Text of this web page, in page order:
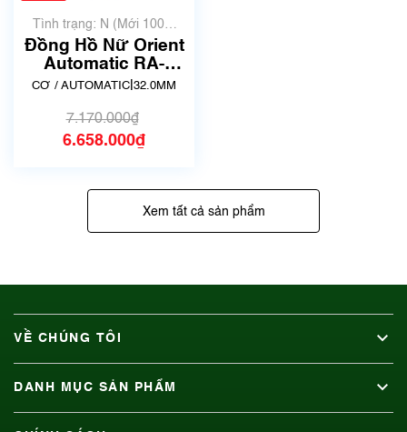
Tình trạng: N (Mới 100%
chưa qua sử dụng)
Đồng Hồ Nữ Orient
Automatic RA-
NB0105S
CƠ / AUTOMATIC 32.0MM
7.170.000₫
6.658.000₫
Xem tất cả sản phẩm
VỀ CHÚNG TÔI
DANH MỤC SẢN PHẨM